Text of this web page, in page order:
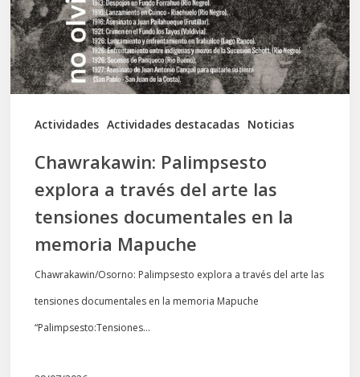
Actividades Actividades destacadas Noticias
del
arte
las
tensiones
documentales
memoria
Mapuche
Chawrakawin: Palimpsesto
explora a través del arte las
tensiones documentales en la
memoria Mapuche
Chawrakawin/Osorno: Palimpsesto explora a través del arte las
tensiones documentales en la memoria Mapuche
“Palimpsesto:Tensiones…